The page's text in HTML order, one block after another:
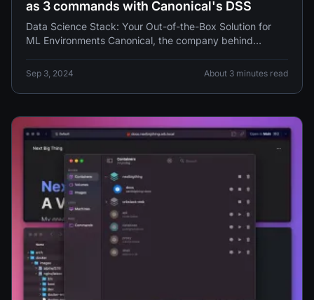
as 3 commands with Canonical's DSS
Data Science Stack: Your Out-of-the-Box Solution for
ML Environments Canonical, the company behind
Sep 3, 2024 About 3 minutes read